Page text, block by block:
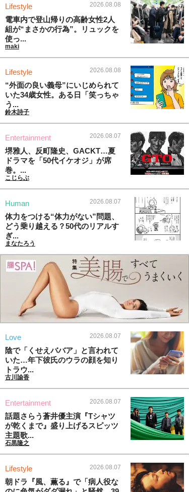
Lifestyle 2026.08.08
電車内で登山帰りの高齢女性2人
組が“まさかの行為”。リュックを
使っ...
maki
Lifestyle 2026.08.08
“外面の良い義母”にいじめられて
いた34歳女性。ある日「笑っちゃ
う...
鈴木詩子
Entertainment 2026.08.07
堺雅人、反町隆史、GACKT…夏
ドラマを「50代イケオジ」が席
巻。...
こじらぶ
Human 2026.08.07
体力をつける“体力がない”問題、
どう乗り越える？50代のリアルす
ぎ...
まなたろう
Love 2026.08.07
陰で「くせえババア」と言われて
いた…年下彼氏のウラの顔を知り
トラウ...
古川諭香
Entertainment 2026.08.07
話題さらう蒼井優主演『Tシャツ
が乾くまで』盛り上げるスピッツ
主題歌...
石黒隆之
Lifestyle 2026.08.07
朝ドラ『風、薫る』で「病人役な